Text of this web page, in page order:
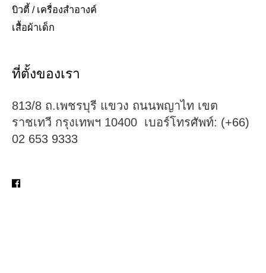
บิวตี้ / เครื่องสำอางค์
เสื้อผ้าเด็ก
ที่ตั้งของเรา
813/8 ถ.เพชรบุรี แขวง ถนนพญาไท เขต
ราชเทวี กรุงเทพฯ 10400 เบอร์โทรศัพท์: (+66)
02 653 9333